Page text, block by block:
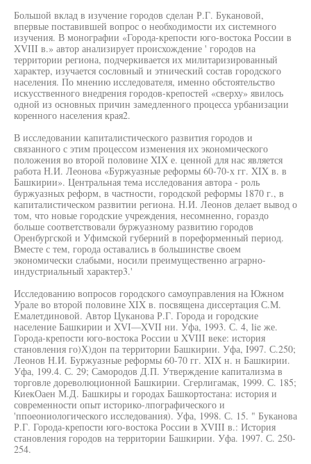
Большой вклад в изучение городов сделан Р.Г. Букановой,
впервые поставившей вопрос о необходимости их системного
изучения. В монографии «Города-крепости юго-востока России в
XVIII в.» автор анализирует происхождение ' городов на
территории региона, подчеркивается их милитаризированный
характер, изучается сословный и этнический состав городского
населения. По мнению исследователя, именно обстоятельство
искусственного внедрения городов-крепостей «сверху» явилось
одной из основных причин замедленного процесса урбанизации
коренного населения края2.
В исследовании капиталистического развития городов и
связанного с этим процессом изменения их экономического
положения во второй половине XIX е. ценной для нас является
работа Н.И. Леонова «Буржуазные реформы 60-70-х гг. XIX в. в
Башкирии». Центральная тема исследования автора - роль
буржуазных реформ, в частности, городской реформы 1870 г., в
капиталистическом развитии региона. Н.И. Леонов делает вывод о
том, что новые городские учреждения, несомненно, гораздо
больше соответствовали буржуазному развитию городов
Оренбургской и Уфимской губерний в пореформенный период.
Вместе с тем, города оставались в большинстве своем
экономически слабыми, носили преимущественно аграрно-
индустриальный характер3.'
Исследованию вопросов городского самоуправления на Южном
Урале во второй половине XIX в. посвящена диссертация С.М.
Емалетдиновой. Автор Цуканова Р.Г. Города и городские
население Башкирии и XVI—XVII ни. Уфа, 1993. С. 4, lie же.
Города-крепости юго-востока России u XVIII веке: история
становления го)Х)дон па территории Башкирии. Уфа, I997. С.250;
Леонов Н.И. Буржуазные реформы 60-70 гг. XIX н. н Башкирии.
Уфа, 199.4. С. 29; Самородов Д.П. Утверждение капитализма в
торговле дореволюционной Башкирии. Сгерлигамак, 1999. С. 185;
КиекОаен М.Д. Башкиры и городах Башкортостана: история и
современности опыт историко-лпографического и
'ппоеониологического исследования). Уфа, 1998. С. 15. " Буканова
Р.Г. Города-крепости юго-востока России в XVIII в.: История
становления городов на территории Башкирии. Уфа. 1997. С. 250-
254.